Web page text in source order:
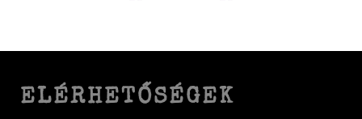
ELÉRHETŐSÉGEK